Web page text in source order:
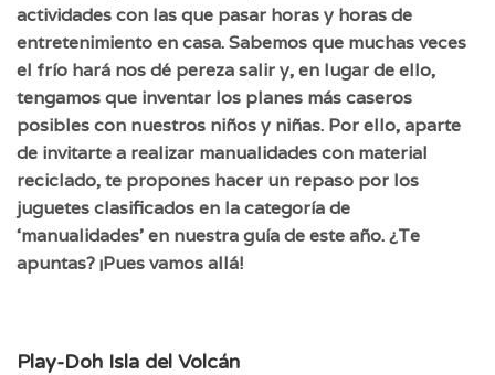
actividades con las que pasar horas y horas de
entretenimiento en casa. Sabemos que muchas veces
el frío hará nos dé pereza salir y, en lugar de ello,
tengamos que inventar los planes más caseros
posibles con nuestros niños y niñas. Por ello, aparte
de invitarte a realizar manualidades con material
reciclado, te propones hacer un repaso por los
juguetes clasificados en la categoría de
‘manualidades’ en nuestra guía de este año. ¿Te
apuntas? ¡Pues vamos allá!
Play-Doh Isla del Volcán